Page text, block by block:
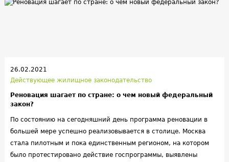
26.02.2021
Действующее жилищное законодательство
Реновация шагает по стране: о чем новый федеральный
закон?
По состоянию на сегодняшний день программа реновации в
большей мере успешно реализовывается в столице. Москва
стала пилотным и пока единственным регионом, на котором
было протестировано действие госпрограммы, выявлены